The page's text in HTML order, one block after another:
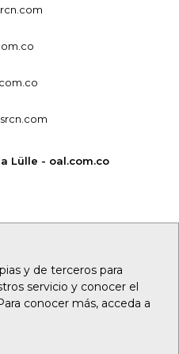
y de terceros para
servicio y conocer el
conocer más, acceda a
Lülle - oal.com.co